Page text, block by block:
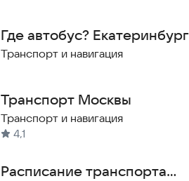
Где автобус? Екатеринбург
Транспорт и навигация
Транспорт Москвы
Транспорт и навигация
4,1
Расписание транспорта